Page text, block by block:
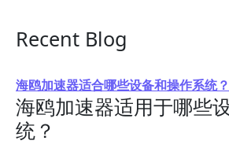
Recent Blog
海鸥加速器适合哪些设备和操作系统？
海鸥加速器适用于哪些
统？